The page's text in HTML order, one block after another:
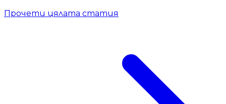
Прочети цялата статия